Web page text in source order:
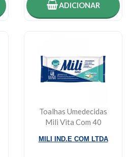
ADICIONAR
Toalhas Umedecidas
Mili Vita Com 40
MILI IND.E COM LTDA